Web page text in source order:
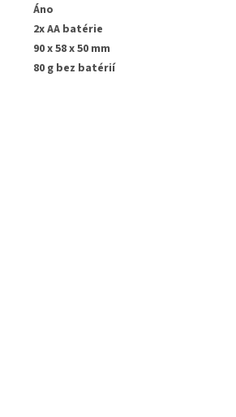
Áno
2x AA batérie
90 x 58 x 50 mm
80 g bez batérií